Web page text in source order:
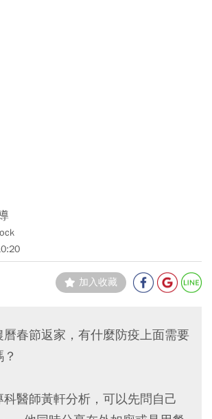
加入收藏
春節返家，有什麼防疫上面需要
醫師黃軒分析，可以先問自己